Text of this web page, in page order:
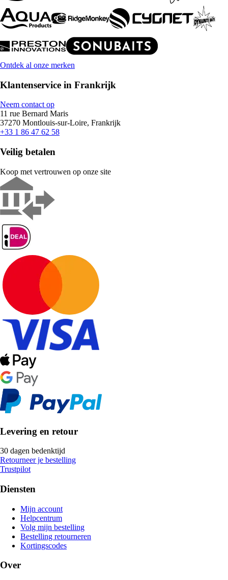
Ontdek al onze merken
Klantenservice in Frankrijk
Neem contact op
11 rue Bernard Maris
37270 Montlouis-sur-Loire, Frankrijk
+33 1 86 47 62 58
Veilig betalen
Koop met vertrouwen op onze site
Levering en retour
30 dagen bedenktijd
Retourneer je bestelling
Trustpilot
Diensten
Mijn account
Helpcentrum
Volg mijn bestelling
Bestelling retourneren
Kortingscodes
Over